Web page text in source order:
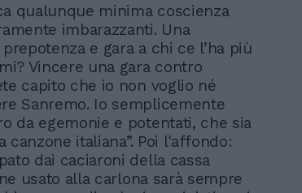
qualunque minima coscienza
imbarazzanti. Una
e gara a chi ce l’ha più
Vincere una gara contro
capito che io non voglio né
Sanremo. Io semplicemente
da egemonie e potentati, che sia
italiana”. Poi l'affondo:
dai caciaroni della cassa
usato alla carlona sarà sempre